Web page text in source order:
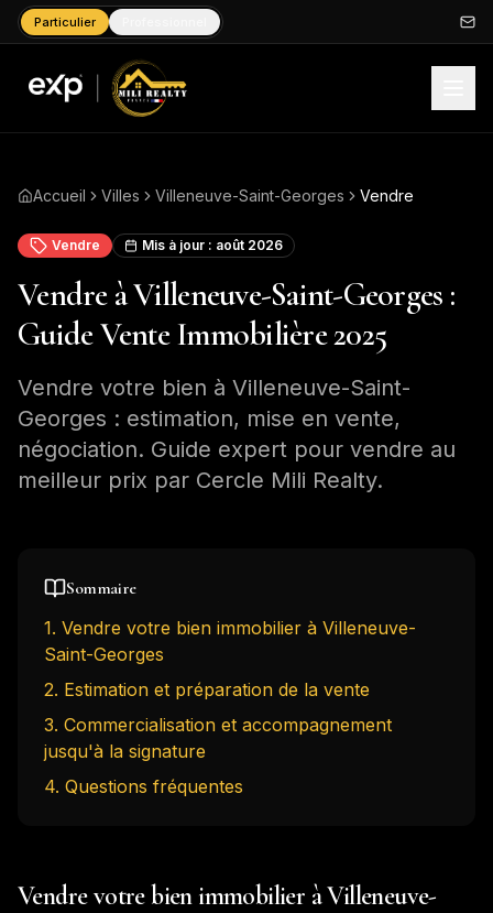
Particulier
Accueil Villes Villeneuve-Saint-Georges Vendre
Vendre Mis à jour : août 2026
Vendre à Villeneuve-Saint-Georges :
Guide Vente Immobilière 2025
Vendre votre bien à Villeneuve-Saint-
Georges : estimation, mise en vente,
négociation. Guide expert pour vendre au
meilleur prix par Cercle Mili Realty.
Sommaire
1. Vendre votre bien immobilier à Villeneuve-
Saint-Georges
2. Estimation et préparation de la vente
3. Commercialisation et accompagnement
jusqu'à la signature
4. Questions fréquentes
Vendre votre bien immobilier à Villeneuve-